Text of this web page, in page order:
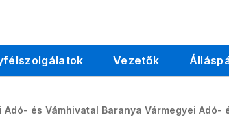
Vezetők
Adó- és Vámhivatal Baranya Vármegyei Adó-